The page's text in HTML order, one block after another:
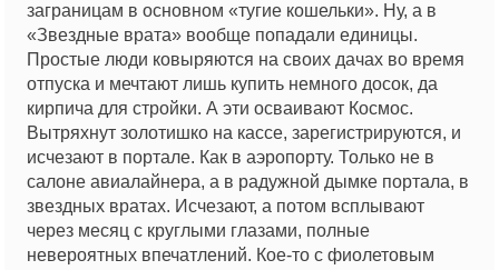
заграницам в основном «тугие кошельки». Ну, а в
«Звездные врата» вообще попадали единицы.
Простые люди ковыряются на своих дачах во время
отпуска и мечтают лишь купить немного досок, да
кирпича для стройки. А эти осваивают Космос.
Вытряхнут золотишко на кассе, зарегистрируются, и
исчезают в портале. Как в аэропорту. Только не в
салоне авиалайнера, а в радужной дымке портала, в
звездных вратах. Исчезают, а потом всплывают
через месяц с круглыми глазами, полные
невероятных впечатлений. Кое-то с фиолетовым